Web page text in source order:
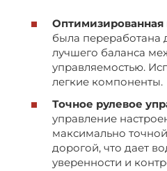
Оптимизированная
была переработана
лучшего баланса
управляемостью.
легкие компоненты.
Точное рулевое
управление
максимально
дорогой, что дает
уверенности и